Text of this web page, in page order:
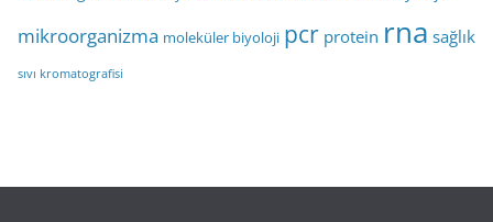
mikroorganizma moleküler biyoloji pcr protein rna sağlık
sıvı kromatografisi